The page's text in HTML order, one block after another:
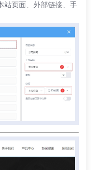
站页面、外部链接、手